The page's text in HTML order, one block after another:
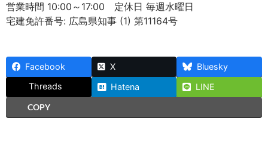
営業時間 10:00～17:00 定休日 毎週水曜日
宅建免許番号: 広島県知事 (1) 第11164号
Facebook X
Bluesky
Threads
Hatena
LINE
COPY